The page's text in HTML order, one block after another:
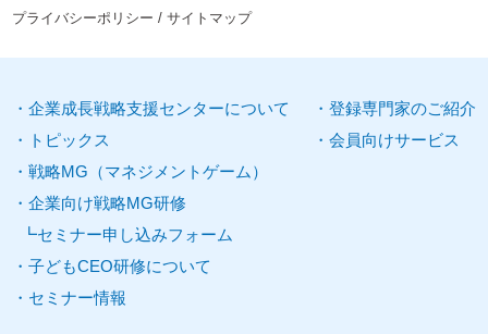
プライバシーポリシー /サイトマップ
企業成長戦略支援センターについて
トピックス
戦略MG （マネジメントゲーム ）
企業向け戦略MG研修
セミナー申し込みフォーム
子どもCEO研修について
セミナー情報
登録専門家のご紹介
会員向けサービス